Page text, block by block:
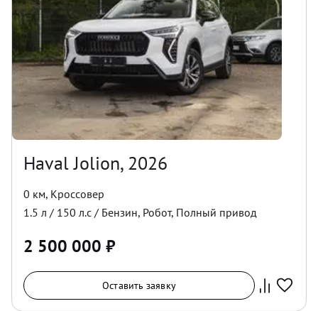
Haval Jolion, 2026
0 км, Кроссовер
1.5 л / 150 л.с / Бензин, Робот, Полный привод
2 500 000 ₽
Оставить заявку